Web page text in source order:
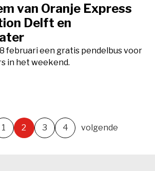
van Oranje Express
Delft en
februari een gratis pendelbus voor
in het weekend.
1 2 3 4 volgende